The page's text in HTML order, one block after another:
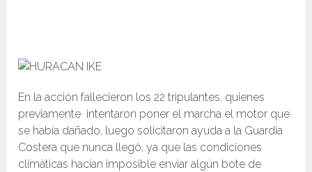
En la acción fallecieron los 22 tripulantes, quienes
previamente intentaron poner el marcha el motor que
se había dañado, luego solicitaron ayuda a la Guardia
Costera que nunca llegó, ya que las condiciones
climáticas hacían imposible enviar algún bote de